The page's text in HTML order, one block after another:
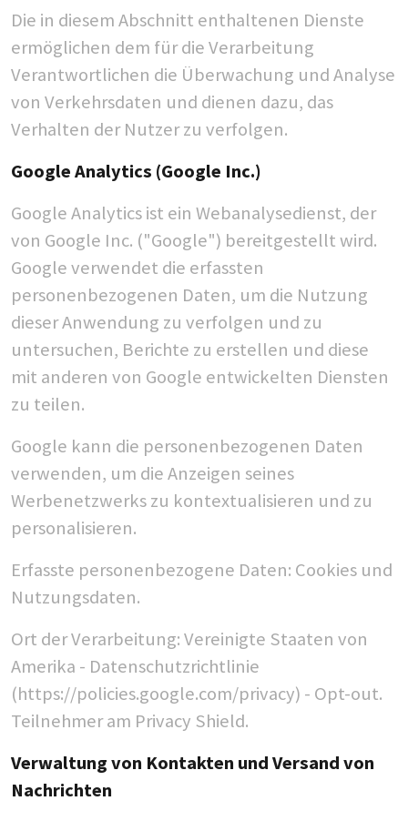
Die in diesem Abschnitt enthaltenen Dienste
ermöglichen dem für die Verarbeitung
Verantwortlichen die Überwachung und Analyse
von Verkehrsdaten und dienen dazu, das
Verhalten der Nutzer zu verfolgen.
Google Analytics (Google Inc.)
Google Analytics ist ein Webanalysedienst, der
von Google Inc. ("Google") bereitgestellt wird.
Google verwendet die erfassten
personenbezogenen Daten, um die Nutzung
dieser Anwendung zu verfolgen und zu
untersuchen, Berichte zu erstellen und diese
mit anderen von Google entwickelten Diensten
zu teilen.
Google kann die personenbezogenen Daten
verwenden, um die Anzeigen seines
Werbenetzwerks zu kontextualisieren und zu
personalisieren.
Erfasste personenbezogene Daten: Cookies und
Nutzungsdaten.
Ort der Verarbeitung: Vereinigte Staaten von
Amerika - Datenschutzrichtlinie
(https://policies.google.com/privacy) - Opt-out.
Teilnehmer am Privacy Shield.
Verwaltung von Kontakten und Versand von
Nachrichten